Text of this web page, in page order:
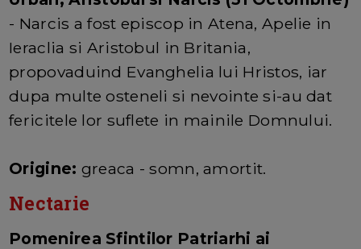
- Narcis a fost episcop in Atena, Apelie in
Ieraclia si Aristobul in Britania,
propovaduind Evanghelia lui Hristos, iar
dupa multe osteneli si nevointe si-au dat
fericitele lor suflete in mainile Domnului.
Origine: greaca - somn, amortit.
Nectarie
Pomenirea Sfintilor Patriarhi ai